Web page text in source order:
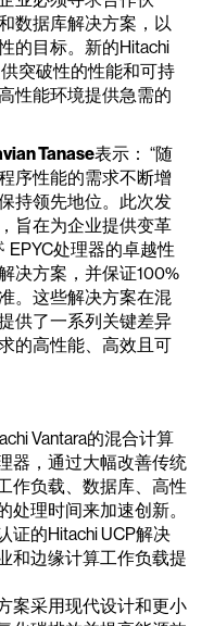
数据库解决方案，以
的目标。新的Hitachi
突破性的性能和可持
性能环境提供急需的
Tanase表示： “随
序性能的需求不断增
持领先地位。此次发
旨在为企业提供变革
EPYC处理器的卓越性
决方案，并保证100%
。这些解决方案在混
供了一系列关键差异
的高性能、高效且可
Vantara的混合计算
器，通过大幅改善传统
作负载、数据库、高性
理时间来加速创新。
的Hitachi UCP解决
和边缘计算工作负载提
采用现代设计和更小